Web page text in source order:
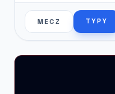
MECZ TYPY